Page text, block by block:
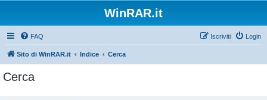
WinRAR.it
FAQ Login
Iscriviti
Sito di WinRAR.it Indice Cerca
Cerca